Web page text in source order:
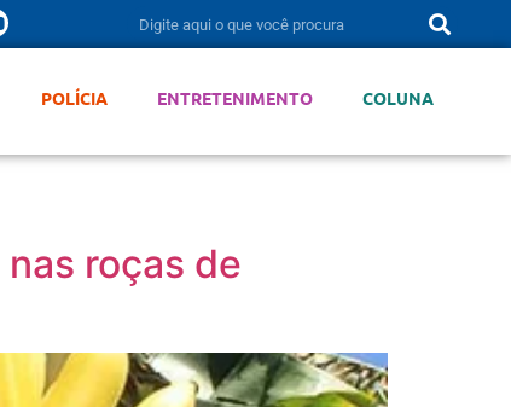
POLÍCIA ENTRETENIMENTO COLUNA
roças de